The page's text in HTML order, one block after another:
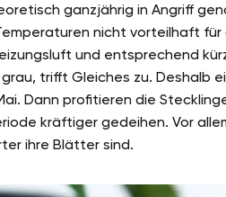
ganzjährig in Angriff
nicht vorteilhaft für
und entsprechend
trifft Gleiches zu. Deshalb
Dann profitieren die
kräftiger gedeihen. Vor
ihre Blätter sind.